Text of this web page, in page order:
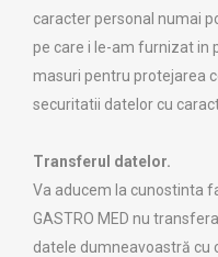
caracter personal numai
pe care i le-am furnizat in
masuri pentru protejarea
securitatii datelor cu
Transferul datelor.
Va aducem la cunostinta
GASTRO MED nu
datele dumneavoastră cu